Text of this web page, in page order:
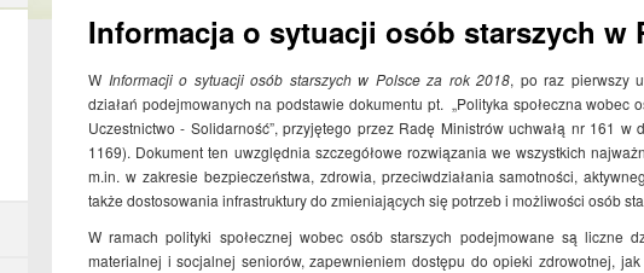
Informacja o sytuacji osób starszych w
W Informacji o sytuacji osób starszych w Polsce za rok 2018, po raz pierwszy
działań podejmowanych na podstawie dokumentu pt. „Polityka społeczna wobec
Uczestnictwo - Solidarność”, przyjętego przez Radę Ministrów uchwałą nr 161 w
1169). Dokument ten uwzględnia szczegółowe rozwiązania we wszystkich
m.in. w zakresie bezpieczeństwa, zdrowia, przeciwdziałania samotności,
także dostosowania infrastruktury do zmieniających się potrzeb i możliwości osób
W ramach polityki społecznej wobec osób starszych podejmowane są liczne
materialnej i socjalnej seniorów, zapewnieniem dostępu do opieki zdrowotnej,